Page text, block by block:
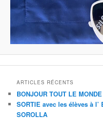
ARTICLES RÉCENTS
BONJOUR TOUT LE
SORTIE avec les élèves à l’
SOROLLA